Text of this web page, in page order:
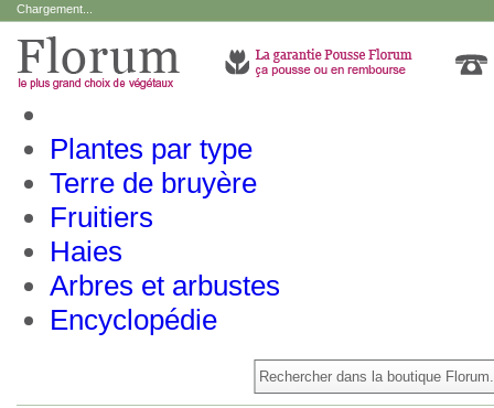
Chargement...
Plantes par type
Terre de bruyère
Fruitiers
Haies
Arbres et arbustes
Encyclopédie